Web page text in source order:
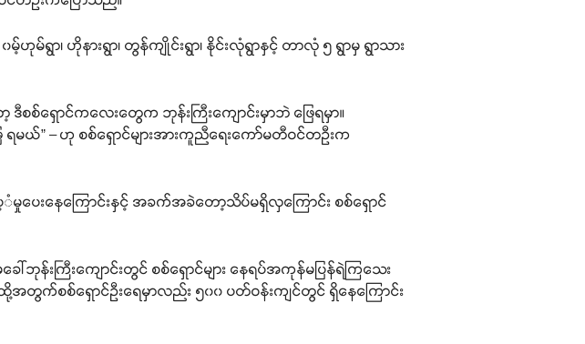
ဟုမ်ရွာ၊ ဟိုနားရွာ၊ တွန်ကျိုင်းရွာ၊ နိုင်းလုံရွာနှင့် တာလုံ ၅ ရွာမှ ရွာသား
ဒီစစ်ရှောင်ကလေးတွေက ဘုန်းကြီးကျောင်းမှာဘဲ ဖြေရမှာ။
ယ်” – ဟု စစ်ရှောင်များအားကူညီရေးကော်မတီဝင်တဦးက
ေးနေကြောင်းနှင့် အခက်အခဲတော့သိပ်မရှိလှကြောင်း စစ်ရှောင်
ဘုန်းကြီးကျောင်းတွင် စစ်ရှောင်များ နေရပ်အကုန်မပြန်ရဲကြသေး
၊ထို့အတွက်စစ်ရှောင်ဦးရေမှာလည်း ၅၀၀ ပတ်ဝန်းကျင်တွင် ရှိနေကြောင်း